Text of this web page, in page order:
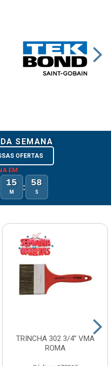
SEMANA
OFERTAS
EM:
15
M : 57
S
TRINCHA 302 3/4” VMA
ROMA